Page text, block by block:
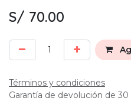
S/ 70.00
Términos y condiciones
Garantía de devolución de 30